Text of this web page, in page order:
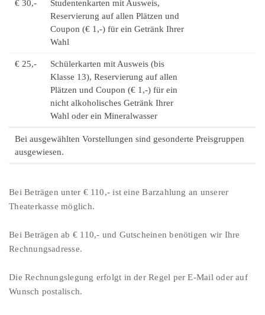
€ 30,-
Studentenkarten mit Ausweis,
Reservierung auf allen Plätzen und
Coupon (€ 1,-) für ein Getränk Ihrer
Wahl
€ 25,-
Schülerkarten mit Ausweis (bis
Klasse 13), Reservierung auf allen
Plätzen und Coupon (€ 1,-) für ein
nicht alkoholisches Getränk Ihrer
Wahl oder ein Mineralwasser
Bei ausgewählten Vorstellungen sind gesonderte Preisgruppen
ausgewiesen.
Bei Beträgen unter € 110,- ist eine Barzahlung an unserer
Theaterkasse möglich.
Bei Beträgen ab € 110,- und Gutscheinen benötigen wir Ihre
Rechnungsadresse.
Die Rechnungslegung erfolgt in der Regel per E-Mail oder auf
Wunsch postalisch.